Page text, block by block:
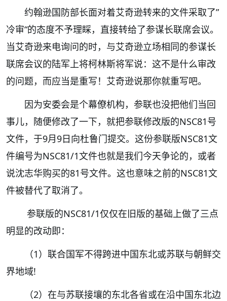
约翰逊国防部长面对着艾奇逊转来的文件采取了”
冷审“的态度不予理睬，直接转给了参谋长联席会议。
当艾奇逊来电询问的时，与艾奇逊立场相同的参谋长
联席会议的陆军上将柯林斯将军说：这不是什么审改
的问题，而应当是重写！艾奇逊说那你就重写吧。
因为安委会是个幕僚机构，参联也没把他们当回
事儿，随便修改了一下，就把参联修改版的NSC81号
文件，于9月9日向杜鲁门提交。这份参联版NSC81文
件编号为NSC81/1文件也就是我们今天争论的，或者
说沈志华购买的81号文件。这也意味之前的NSC81文
件被替代了取消了。
参联版的NSC81/1仅仅在旧版的基础上做了三点
明显的改动即：
（1）联合国军不得跨进中国东北或苏联与朝鲜交
界地域!
（2）在与苏联接壤的东北各省或在沿中国东北边